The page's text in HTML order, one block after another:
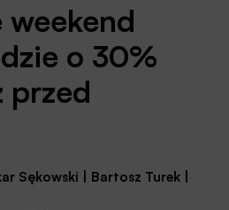
o 30%
przed
Sękowski Bartosz Turek